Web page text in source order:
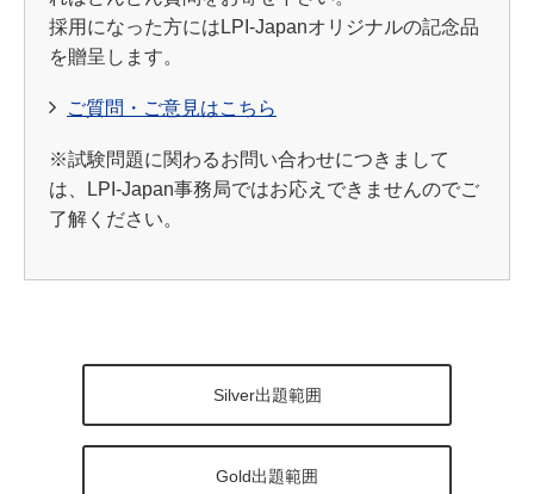
採用になった方にはLPI-Japanオリジナルの記念品
を贈呈します。
ご質問・ご意見はこちら
※試験問題に関わるお問い合わせにつきまして
は、LPI-Japan事務局ではお応えできませんのでご
了解ください。
Silver出題範囲
Gold出題範囲